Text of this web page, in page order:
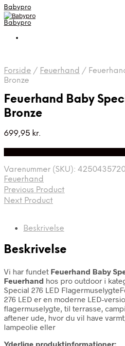
Babypro
Babypro
Forside / Feuerhand /
Bronze
Feuerhand Baby
Bronze
699,95 kr.
Varenummer (SKU):
Feuerhand
Previous Product
Next Product
Beskrivelse
Beskrivelse
Vi har fundet Feuerhand Baby
Feuerhand hos pro outdoor i
Special 276 LED
276 LED er en moderne LED-
flagermuselygte, til terrasse,
aftener ude, hvor du vil have
lampeolie eller
Yderlige produktinformationer: